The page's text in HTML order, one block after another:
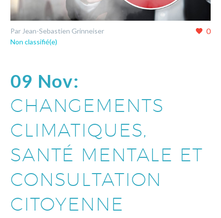
0
Par Jean-Sebastien Grinneiser
Non classifié(e)
09 Nov:
CHANGEMENTS
CLIMATIQUES,
SANTÉ MENTALE ET
CONSULTATION
CITOYENNE